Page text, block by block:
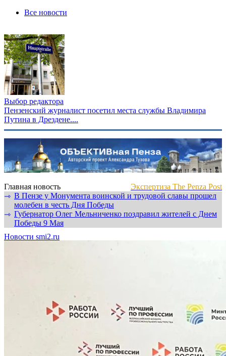
Все новости
Выбор редактора
Пензенский журналист посетил места службы Владимира
Путина в Дрездене....
Главная новость
Экспертиза The Penza Post
⇾ В Пензе у Монумента воинской и трудовой славы прошел
молебен в честь Дня Победы
⇾ Губернатор Олег Мельниченко поздравил жителей с Днем
Победы 9 Мая
Новости smi2.ru